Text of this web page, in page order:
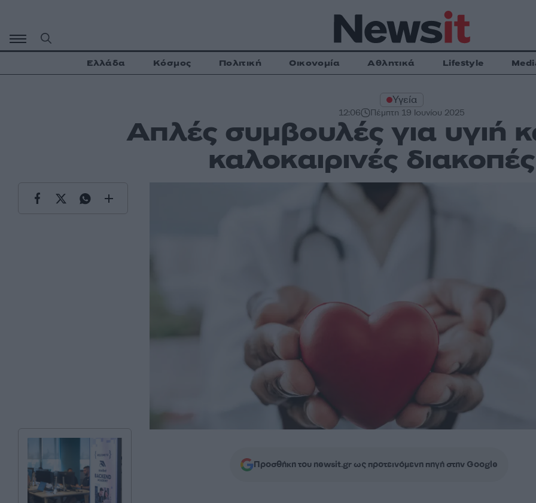
περιεχόμενο
Ελλάδα Κόσμος Πολιτική Οικονομία Αθλητικά Lifestyle
Υγεία
12:06 Πέμπτη 19 Ιουνίου 2025
Απλές συμβουλές για υγιή
καλοκαιρινές
Προσθήκη του newsit.gr ως προτεινόμενη πηγή στην Google